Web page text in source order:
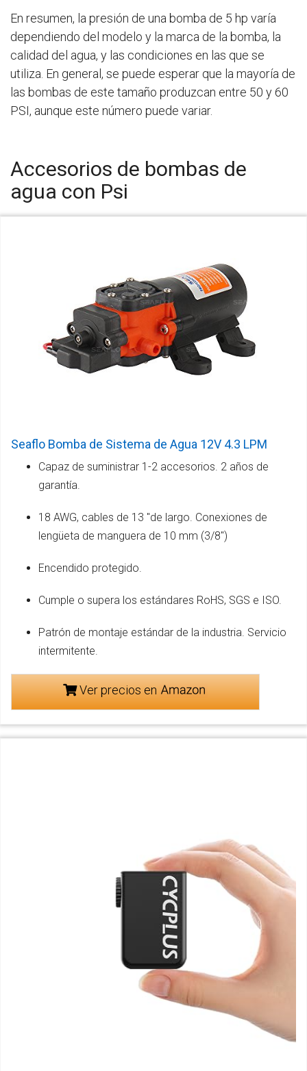
En resumen, la presión de una bomba de 5 hp varía
dependiendo del modelo y la marca de la bomba, la
calidad del agua, y las condiciones en las que se
utiliza. En general, se puede esperar que la mayoría de
las bombas de este tamaño produzcan entre 50 y 60
PSI, aunque este número puede variar.
Accesorios de bombas de
agua con Psi
Seaflo Bomba de Sistema de Agua 12V 4.3 LPM
Capaz de suministrar 1-2 accesorios. 2 años de
garantía.
18 AWG, cables de 13 "de largo. Conexiones de
lengüeta de manguera de 10 mm (3/8")
Encendido protegido.
Cumple o supera los estándares RoHS, SGS e ISO.
Patrón de montaje estándar de la industria. Servicio
intermitente.
Ver precios en